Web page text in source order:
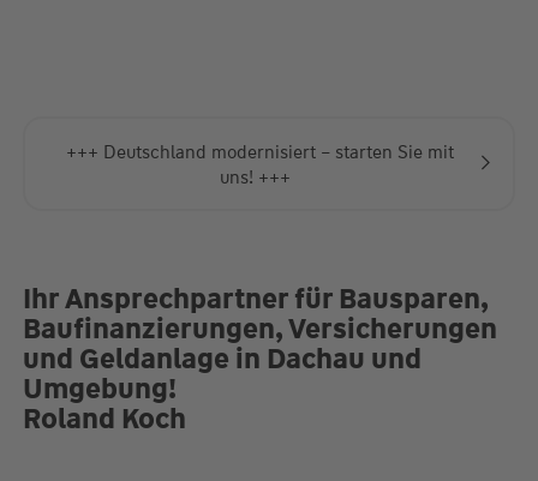
+++ Deutschland modernisiert – starten Sie mit
uns! +++
Ihr Ansprechpartner für Bausparen,
Baufinanzierungen, Versicherungen
und Geldanlage in Dachau und
Umgebung!
Roland Koch